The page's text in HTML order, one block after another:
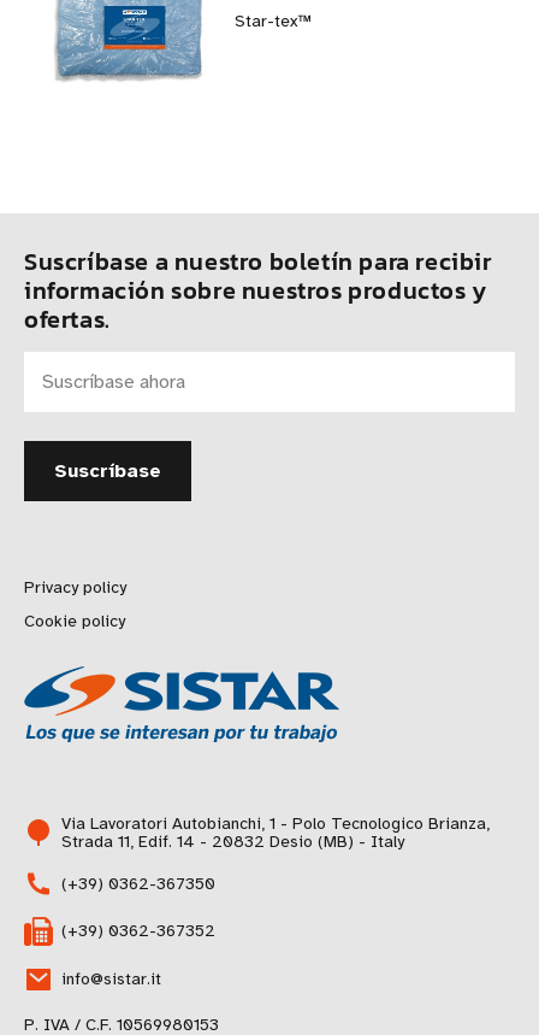
Star-tex™
Suscríbase a nuestro boletín para recibir
información sobre nuestros productos y
ofertas.
Privacy policy
Cookie policy
Via Lavoratori Autobianchi, 1 - Polo Tecnologico Brianza,
Strada 11, Edif. 14 - 20832 Desio (MB) - Italy
(+39) 0362-367350
(+39) 0362-367352
info@sistar.it
P. IVA / C.F. 10569980153